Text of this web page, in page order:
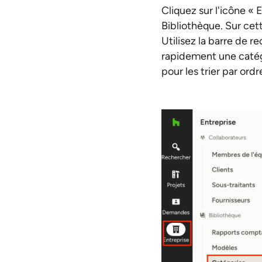
Cliquez sur l'icône «
Bibliothèque. Sur
Utilisez la barre de
rapidement une
pour les trier par